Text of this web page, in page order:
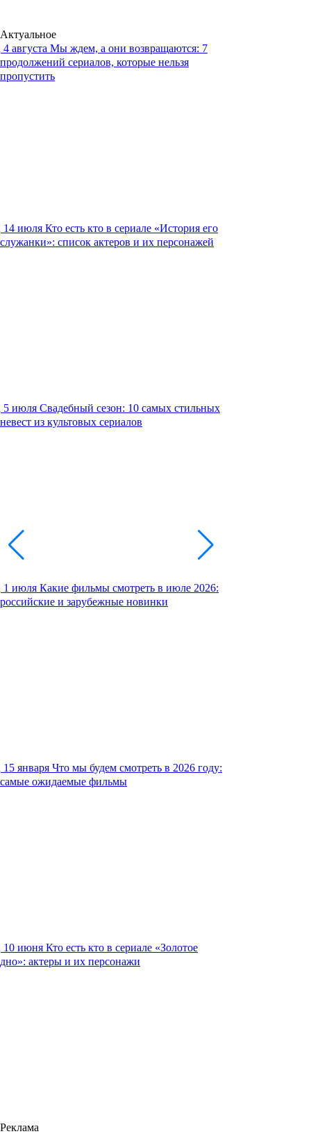
Актуальное
4 августа Мы ждем, а они возвращаются: 7
продолжений сериалов, которые нельзя
пропустить
14 июля Кто есть кто в сериале «История его
служанки»: список актеров и их персонажей
5 июля Свадебный сезон: 10 самых стильных
невест из культовых сериалов
1 июля Какие фильмы смотреть в июле 2026:
российские и зарубежные новинки
15 января Что мы будем смотреть в 2026 году:
самые ожидаемые фильмы
10 июня Кто есть кто в сериале «Золотое
дно»: актеры и их персонажи
Реклама